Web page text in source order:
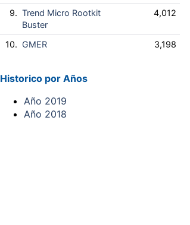
9. Trend Micro Rootkit
Buster
4,012
10. GMER 3,198
Historico por Años
Año 2019
Año 2018